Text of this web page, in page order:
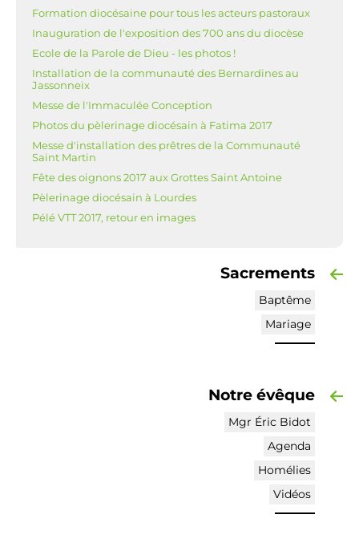
Formation diocésaine pour tous les acteurs pastoraux
Inauguration de l'exposition des 700 ans du diocèse
Ecole de la Parole de Dieu - les photos !
Installation de la communauté des Bernardines au
Jassonneix
Messe de l'Immaculée Conception
Photos du pèlerinage diocésain à Fatima 2017
Messe d'installation des prêtres de la Communauté
Saint Martin
Fête des oignons 2017 aux Grottes Saint Antoine
Pèlerinage diocésain à Lourdes
Pélé VTT 2017, retour en images
Sacrements
Baptême
Mariage
Notre évêque
Mgr Éric Bidot
Agenda
Homélies
Vidéos